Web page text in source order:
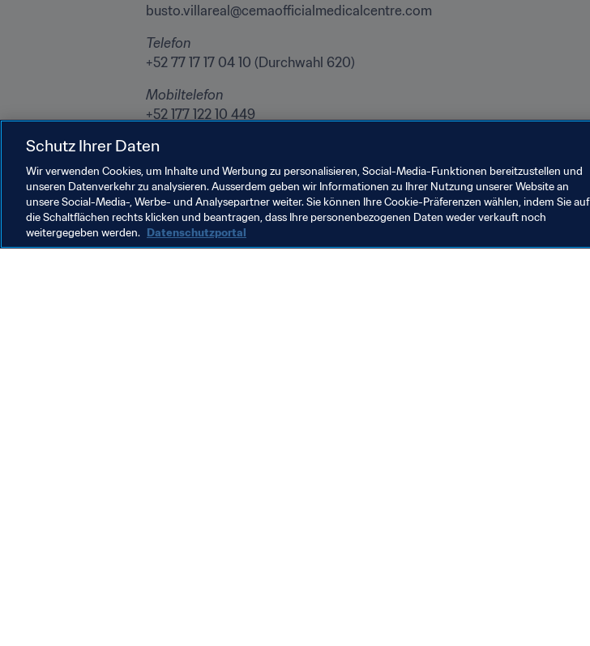
busto.villareal@cemaofficialmedicalcentre.com
Telefon
+52 77 17 17 04 10 (Durchwahl 620)
Mobiltelefon
+52 177 122 10 449
Adresse
Sports Medicine Clinic, San Agustin Tlaxiaca, 42162 Hidalgo, Mexiko
Schutz Ihrer Daten
Wir verwenden Cookies, um Inhalte und Werbung zu personalisieren, Social-Media-Funktionen bereitzustellen und
unseren Datenverkehr zu analysieren. Ausserdem geben wir Informationen zu Ihrer Nutzung unserer Website an
unsere Social-Media-, Werbe- und Analysepartner weiter. Sie können Ihre Cookie-Präferenzen wählen, indem Sie auf
die Schaltflächen rechts klicken und beantragen, dass Ihre personenbezogenen Daten weder verkauft noch
weitergegeben werden. Datenschutzportal